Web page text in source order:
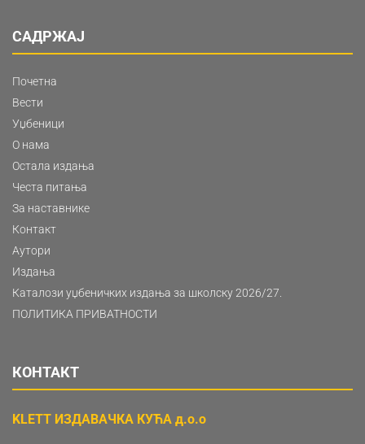
САДРЖАЈ
Почетна
Вести
Уџбеници
О нама
Остала издања
Честа питања
За наставнике
Контакт
Аутори
Издања
Каталози уџбеничких издања за школску 2026/27.
ПОЛИТИКА ПРИВАТНОСТИ
КОНТАКТ
KLETT ИЗДАВАЧКА КУЋА д.о.о